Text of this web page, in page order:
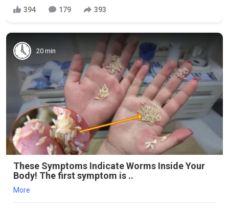
394 179 393
20 min
These Symptoms Indicate Worms Inside Your
Body! The first symptom is ..
More